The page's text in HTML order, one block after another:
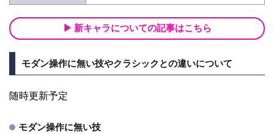
新キャラについての記事はこちら
モダン操作に無い技やクラシックとの違いについて
随時更新予定
モダン操作に無い技